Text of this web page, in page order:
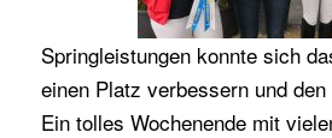
Springleistungen konnte sich
einen Platz verbessern und
Ein tolles Wochenende mit